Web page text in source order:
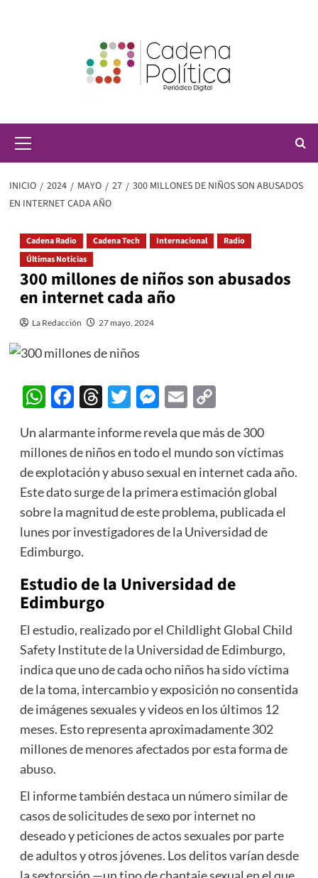
principal
INICIO 2024 MAYO 27
300 MILLONES DE NIÑOS SON ABUSADOS
EN INTERNET CADA AÑO
Cadena Radio Cadena Tech Internacional
Radio
Últimas Noticias
300 millones de niños son abusados
en internet cada año
La Redacción 27 mayo, 2024
WhatsApp
Facebook
Threads
Twitter
Messenger
EmailCopy
Un alarmante informe revela que más de 300
millones de niños en todo el mundo son víctimas
de explotación y abuso sexual en internet cada año.
Este dato surge de la primera estimación global
sobre la magnitud de este problema, publicada el
lunes por investigadores de la Universidad de
Edimburgo.
Estudio de la Universidad de
Edimburgo
El estudio, realizado por el Childlight Global Child
Safety Institute de la Universidad de Edimburgo,
indica que uno de cada ocho niños ha sido víctima
de la toma, intercambio y exposición no consentida
de imágenes sexuales y videos en los últimos 12
meses. Esto representa aproximadamente 302
millones de menores afectados por esta forma de
abuso.
El informe también destaca un número similar de
casos de solicitudes de sexo por internet no
deseado y peticiones de actos sexuales por parte
de adultos y otros jóvenes. Los delitos varían desde